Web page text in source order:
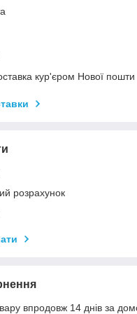
кур'єром Нової пошти
розрахунок
впродовж 14 днів за